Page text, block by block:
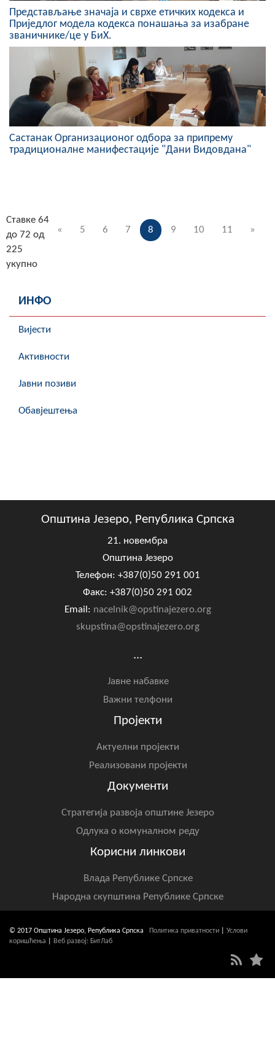
Представљање значаја и сврхе етичких кодекса и
Приједлог модела кодекса понашања за изабране
званичнике/це у БиХ.
Састанак Организационог одбора за припрему
традиционалне манифестације "Дани Видовдана"
« 5 6 7 8 9 10 11 »
Ставке 64
до 72 од
225
укупно
ИНФО
Вијести
Активности
Јавни позиви
Обавјештења
Општина Језеро, Република Српска
21. новембра
Општина Језеро
Телефон: +387(0)50 291 001
Факс: +387(0)50 291 002
Email: nacelnik@opstinajezero.org
skupstina@opstinajezero.org
...
Јавне набавке
Важни телфони
Пројекти
Актуелни пројекти
Реализовани пројекти
Документи
Стратегија развоја општине Језеро
Одлука о комуналном реду
Корисни линкови
Влада Републике Српске
Народна скупштина Републике Српске
© 2017 Општина Језеро, Република Српска Политика приватности
Услови
коришћења
Веб развој: БитЛаб